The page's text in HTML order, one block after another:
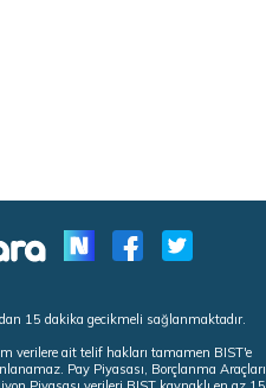
15 dakika gecikmeli sağlanmaktadır.
verilere ait telif hakları tamamen BIST'e
Pay Piyasası, Borçlanma Araçları